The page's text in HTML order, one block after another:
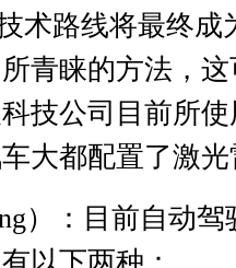
术路线将最终成
青睐的方法，
技公司目前所
大都配置了激
）：目前自动